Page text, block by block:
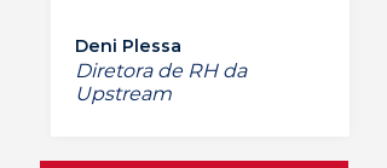
Deni Plessa
Diretora de RH da
Upstream